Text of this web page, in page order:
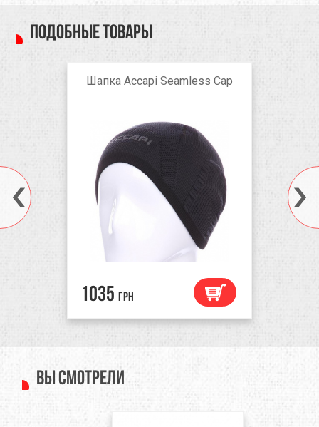
Подобные товары
Шапка Accapi Seamless Cap
1035 грн
Solid Black
Вы смотрели